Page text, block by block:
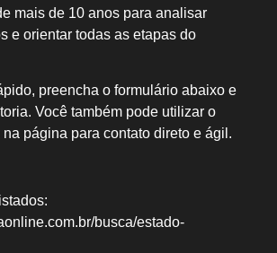
mais de 10 anos para analisar
e orientar todas as etapas do
preencha o formulário abaixo e
Você também pode utilizar o
página para contato direto e ágil.
busca/estado-